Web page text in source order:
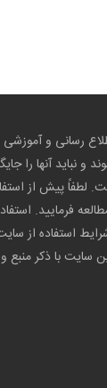
رسانی و
نباید آنها را
پیش از
فرمایید.
استفاده از
سایت با ذکر منبع